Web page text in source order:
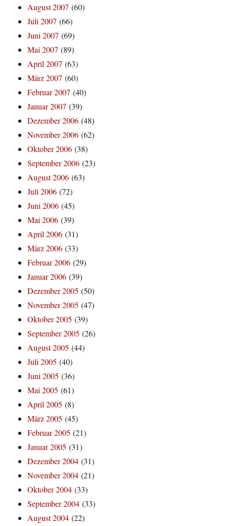
August 2007 (60)
Juli 2007 (66)
Juni 2007 (69)
Mai 2007 (89)
April 2007 (63)
März 2007 (60)
Februar 2007 (40)
Januar 2007 (39)
Dezember 2006 (48)
November 2006 (62)
Oktober 2006 (38)
September 2006 (23)
August 2006 (63)
Juli 2006 (72)
Juni 2006 (45)
Mai 2006 (39)
April 2006 (31)
März 2006 (33)
Februar 2006 (29)
Januar 2006 (39)
Dezember 2005 (50)
November 2005 (47)
Oktober 2005 (39)
September 2005 (26)
August 2005 (44)
Juli 2005 (40)
Juni 2005 (36)
Mai 2005 (61)
April 2005 (8)
März 2005 (45)
Februar 2005 (21)
Januar 2005 (31)
Dezember 2004 (31)
November 2004 (21)
Oktober 2004 (33)
September 2004 (33)
August 2004 (22)